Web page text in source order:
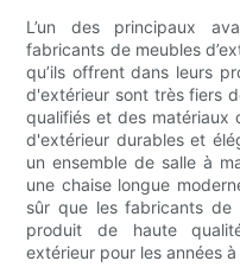
L’un des principaux
fabricants de meubles
qu’ils offrent dans leurs
d'extérieur sont très fiers
qualifiés et des matériaux
d'extérieur durables et
un ensemble de salle à
une chaise longue
sûr que les fabricants de
produit de haute
extérieur pour les années à